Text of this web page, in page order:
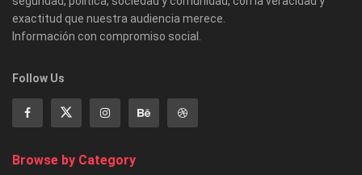
exactitud que nuestra audiencia merece.
Información con compromiso social.
Follow Us
Browse by Category